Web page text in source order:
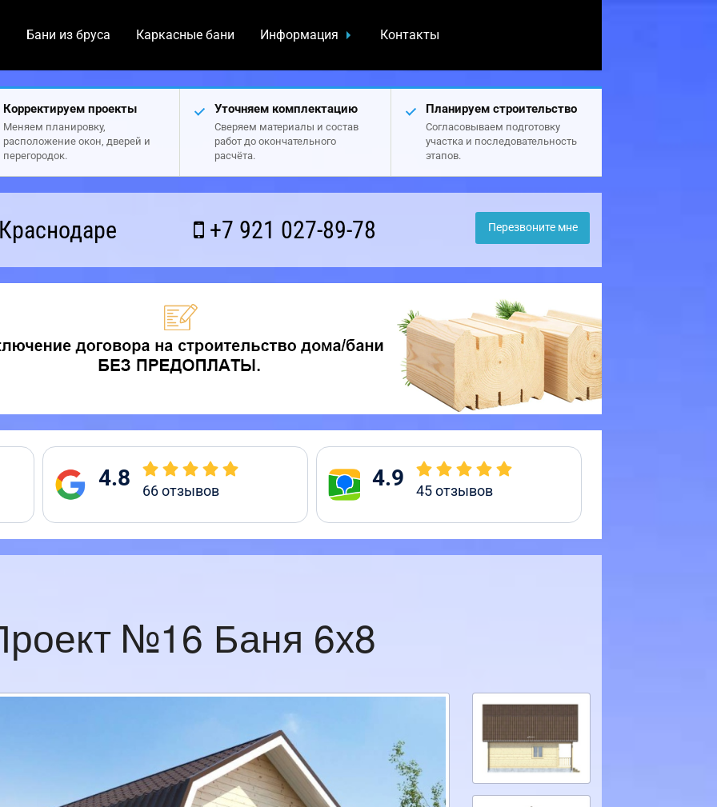
Бани из бруса Каркасные бани Информация Контакты
Корректируем проекты
Меняем планировку,
расположение окон, дверей и
перегородок.
Уточняем комплектацию
Сверяем материалы и состав
работ до окончательного
расчёта.
Планируем строительство
Согласовываем подготовку
участка и последовательность
этапов.
+7 921 027-89-78 Перезвоните мне
4.8 66отзывов 4.9 45отзывов
№16 Баня 6х8